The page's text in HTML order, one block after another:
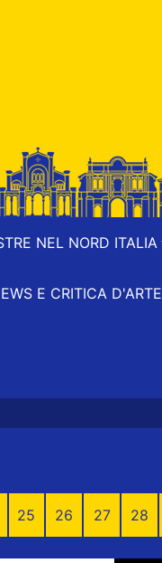
NEL NORD ITALIA
E CRITICA D'ARTE
25 26 27 28